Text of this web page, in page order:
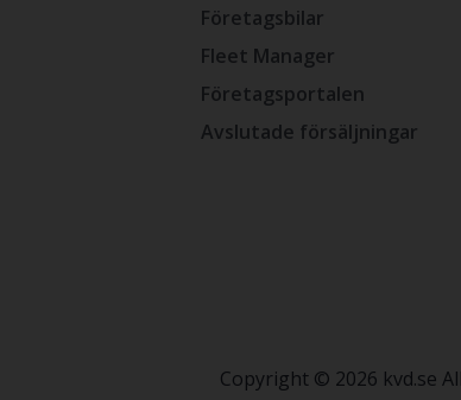
Företagsbilar
Fleet Manager
Företagsportalen
Avslutade försäljningar
Copyright © 2026 kvd.se